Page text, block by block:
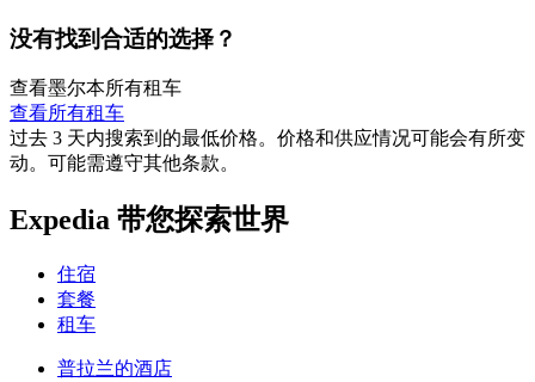
没有找到合适的选择？
查看墨尔本所有租车
查看所有租车
过去 3 天内搜索到的最低价格。价格和供应情况可能会有所变
动。可能需遵守其他条款。
Expedia 带您探索世界
住宿
套餐
租车
普拉兰的酒店